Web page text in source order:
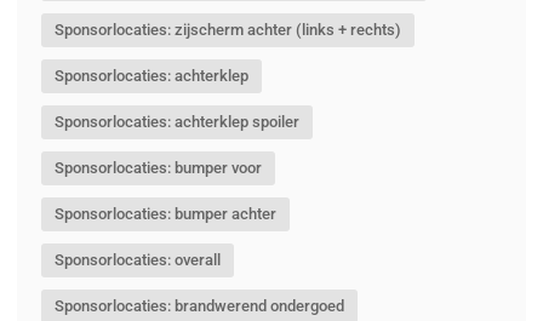
Sponsorlocaties: zijscherm achter (links + rechts)
Sponsorlocaties: achterklep
Sponsorlocaties: achterklep spoiler
Sponsorlocaties: bumper voor
Sponsorlocaties: bumper achter
Sponsorlocaties: overall
Sponsorlocaties: brandwerend ondergoed